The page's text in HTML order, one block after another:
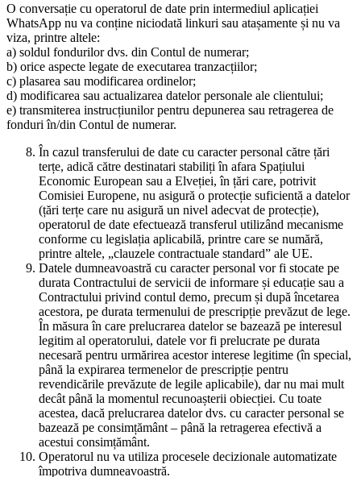
O conversație cu operatorul de date prin intermediul aplicației
WhatsApp nu va conține niciodată linkuri sau atașamente și nu va
viza, printre altele:
a) soldul fondurilor dvs. din Contul de numerar;
b) orice aspecte legate de executarea tranzacțiilor;
c) plasarea sau modificarea ordinelor;
d) modificarea sau actualizarea datelor personale ale clientului;
e) transmiterea instrucțiunilor pentru depunerea sau retragerea de
fonduri în/din Contul de numerar.
În cazul transferului de date cu caracter personal către țări
terțe, adică către destinatari stabiliți în afara Spațiului
Economic European sau a Elveției, în țări care, potrivit
Comisiei Europene, nu asigură o protecție suficientă a datelor
(țări terțe care nu asigură un nivel adecvat de protecție),
operatorul de date efectuează transferul utilizând mecanisme
conforme cu legislația aplicabilă, printre care se numără,
printre altele, „clauzele contractuale standard” ale UE.
Datele dumneavoastră cu caracter personal vor fi stocate pe
durata Contractului de servicii de informare și educație sau a
Contractului privind contul demo, precum și după încetarea
acestora, pe durata termenului de prescripție prevăzut de lege.
În măsura în care prelucrarea datelor se bazează pe interesul
legitim al operatorului, datele vor fi prelucrate pe durata
necesară pentru urmărirea acestor interese legitime (în special,
până la expirarea termenelor de prescripție pentru
revendicările prevăzute de legile aplicabile), dar nu mai mult
decât până la momentul recunoașterii obiecției. Cu toate
acestea, dacă prelucrarea datelor dvs. cu caracter personal se
bazează pe consimțământ – până la retragerea efectivă a
acestui consimțământ.
Operatorul nu va utiliza procesele decizionale automatizate
împotriva dumneavoastră.